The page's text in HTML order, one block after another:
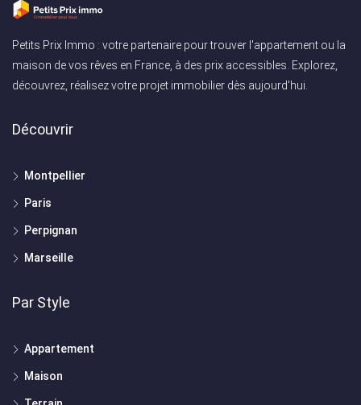
Petits Prix Immo : votre partenaire pour trouver l'appartement ou la
maison de vos rêves en France, à des prix accessibles. Explorez,
découvrez, réalisez votre projet immobilier dès aujourd'hui.
Découvrir
Montpellier
Paris
Perpignan
Marseille
Par Style
Appartement
Maison